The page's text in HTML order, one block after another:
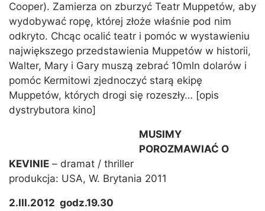
Cooper). Zamierza on zburzyć Teatr Muppetów, aby
wydobywać ropę, której złoże właśnie pod nim
odkryto. Chcąc ocalić teatr i pomóc w wystawieniu
największego przedstawienia Muppetów w historii,
Walter, Mary i Gary muszą zebrać 10mln dolarów i
pomóc Kermitowi zjednoczyć starą ekipę
Muppetów, których drogi się rozeszły… [opis
dystrybutora kino]
MUSIMY
POROZMAWIAĆ O
KEVINIE – dramat / thriller
produkcja: USA, W. Brytania 2011
2.III.2012 godz.19.30